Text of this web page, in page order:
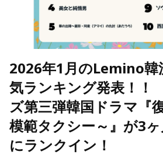
2026年1月のLemino韓
気ランキング発表！
ズ第三弾韓国ドラマ『
模範タクシー～』が3
にランクイン！